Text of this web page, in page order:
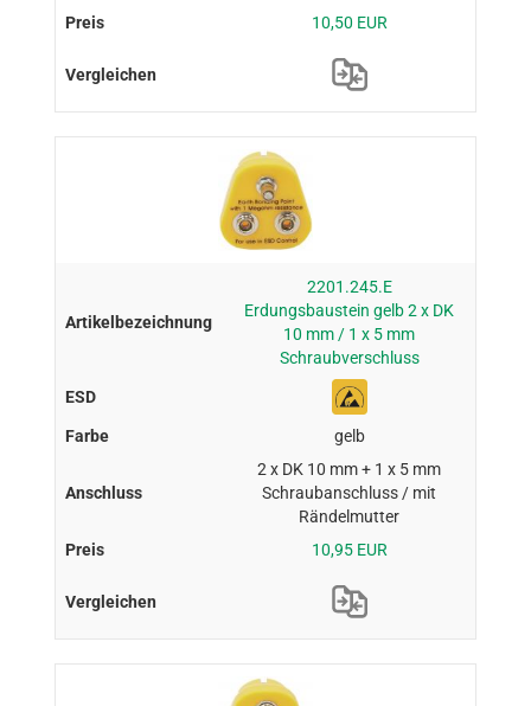
10,50 EUR
2201.245.E
Erdungsbaustein gelb 2 x DK
10 mm / 1 x 5 mm
Schraubverschluss
gelb
2 x DK 10 mm + 1 x 5 mm
Schraubanschluss / mit
Rändelmutter
10,95 EUR